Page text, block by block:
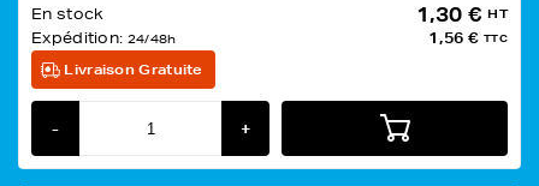
En stock
Expédition: 24/48h
1,30 € HT
1,56 € TTC
Livraison Gratuite
- +